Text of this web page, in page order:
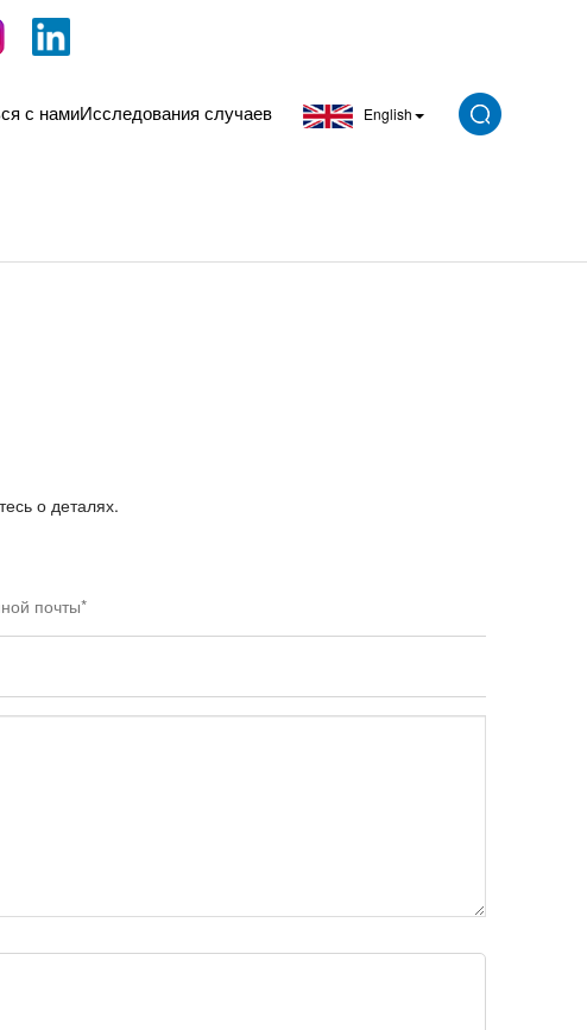
с намиИсследования случаев English
о деталях.